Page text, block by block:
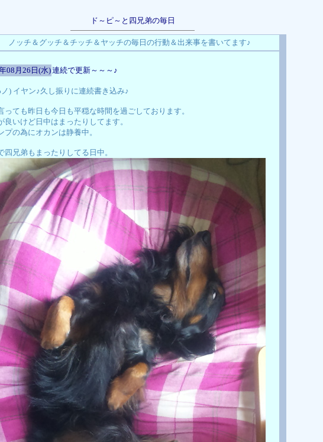
ド～ピ～と四兄弟の毎日
ノッチ＆グッチ＆チッチ＆ヤッチの毎日の行動＆出来事を書いてます♪
08月26日(水)連続で更新～～～♪
) イヤン♪久し振りに連続書き込み♪
っても昨日も今日も平穏な時間を過ごしております。
良いけど日中はまったりしてます。
プの為にオカンは静養中。
四兄弟もまったりしてる日中。